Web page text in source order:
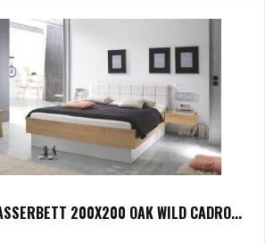
200X200 OAK WILD CADRO...